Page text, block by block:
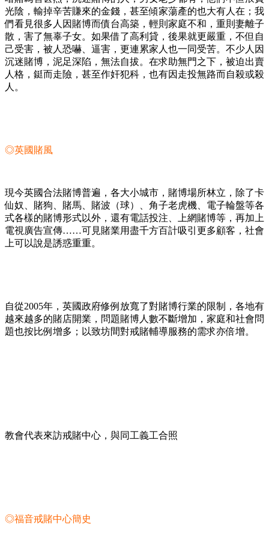
光陰，輸掉辛苦賺來的金錢，甚至傾家蕩產的也大有人在；我
們看見很多人因賭博而債台高築，輕則家庭不和，重則妻離子
散，害了無辜子女。如果借了高利貸，後果就更嚴重，不但自
己受害，被人恐嚇、逼害，更連累家人也一同受苦。不少人因
沉迷賭博，泥足深陷，無法自拔。在求助無門之下，被迫出賣
人格，鋌而走險，甚至作奸犯科，也有因走投無路而自殺或殺
人。
◎英國賭風
現今英國合法賭博普遍，各大小城市，賭博場所林立，除了卡
仙奴、賭狗、賭馬、賭波（球）、角子老虎機、電子輪盤等各
式各樣的賭博形式以外，還有電話投注、上網賭博等，再加上
電視廣告宣傳……可見賭業用盡千方百計吸引更多顧客，社會
上可以說是誘惑重重。
自從2005年，英國政府修例放寬了對賭博行業的限制，各地有
越來越多的賭店開業，問題賭博人數不斷增加，家庭和社會問
題也按比例增多；以致坊間對戒賭輔導服務的需求亦倍增。
教會代表來訪戒賭中心，與同工義工合照
◎福音戒賭中心簡史